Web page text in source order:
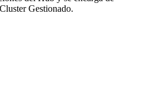
Gestionado.